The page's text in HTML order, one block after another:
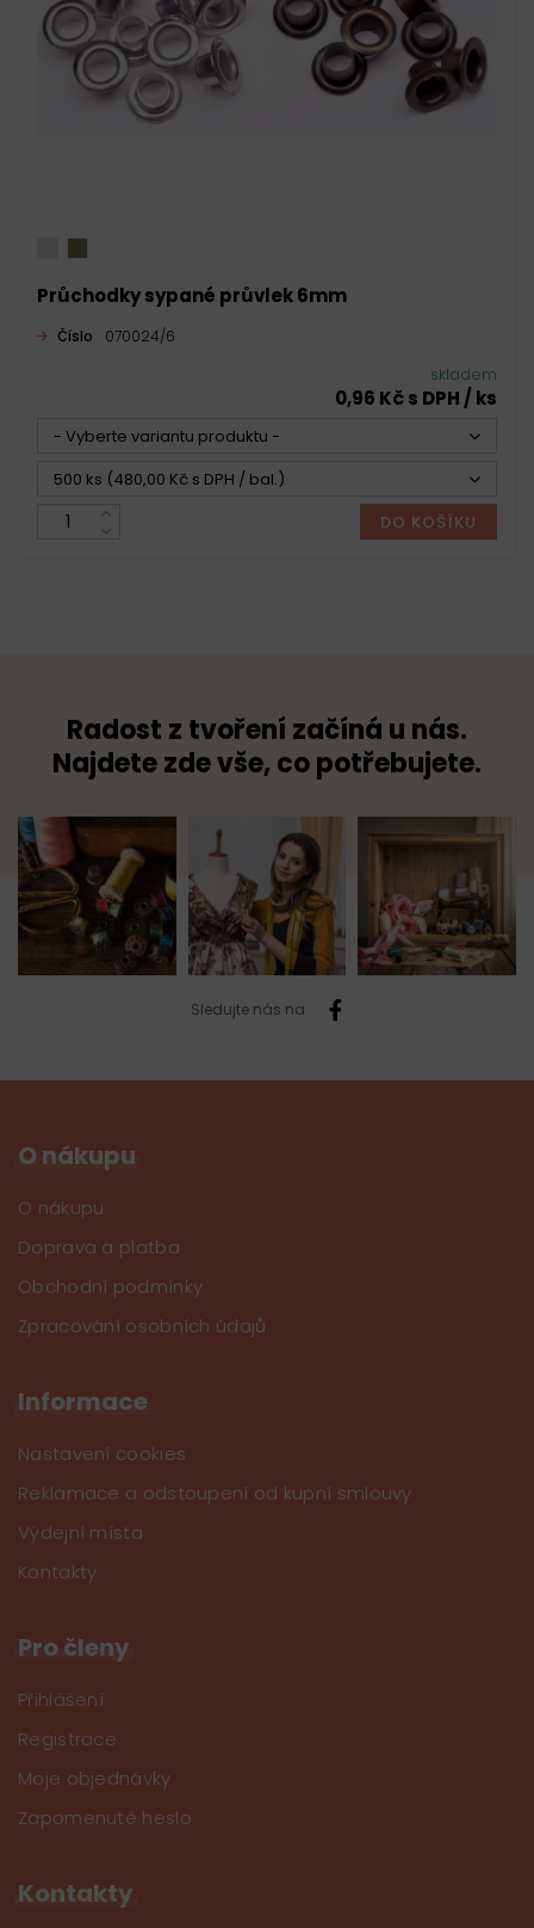
Průchodky sypané průvlek 6mm
Číslo 070024/6
skladem
0,96 Kč s DPH / ks
- Vyberte variantu produktu -
500 ks (480,00 Kč s DPH / bal.)
DO KOŠÍKU
Radost z tvoření začíná u nás.
Najdete zde vše, co potřebujete.
Sledujte nás na
O nákupu
O nákupu
Doprava a platba
Obchodní podmínky
Zpracování osobních údajů
Informace
Nastavení cookies
Reklamace a odstoupení od kupní smlouvy
Výdejní místa
Kontakty
Pro členy
Přihlášení
Registrace
Moje objednávky
Zapomenuté heslo
Kontakty